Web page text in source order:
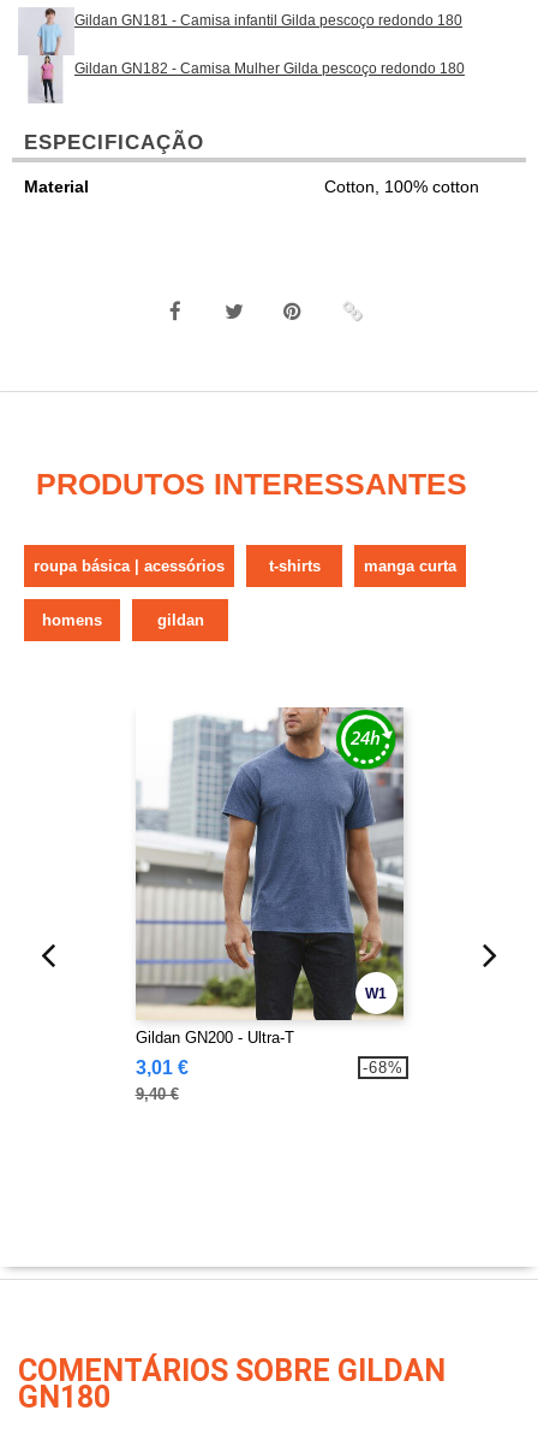
Gildan GN181 - Camisa infantil Gilda pescoço redondo 180
Gildan GN182 - Camisa Mulher Gilda pescoço redondo 180
ESPECIFICAÇÃO
Material Cotton, 100% cotton
PRODUTOS INTERESSANTES
roupa básica | acessórios t-shirts manga curta
homens gildan
W1
Gildan GN200 - Ultra-T
3,01 €
9,40 €
-68%
COMENTÁRIOS SOBRE GILDAN
GN180